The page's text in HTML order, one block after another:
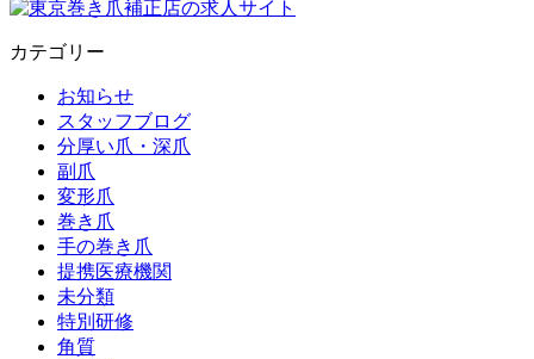
カテゴリー
お知らせ
スタッフブログ
分厚い爪・深爪
副爪
変形爪
巻き爪
手の巻き爪
提携医療機関
未分類
特別研修
角質